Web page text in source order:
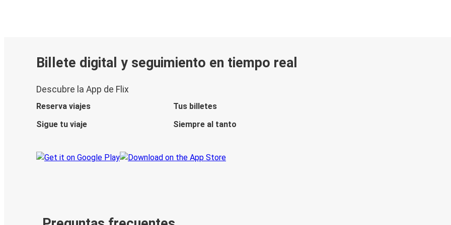
Billete digital y seguimiento en tiempo real
Descubre la App de Flix
Reserva viajes
Tus billetes
Sigue tu viaje
Siempre al tanto